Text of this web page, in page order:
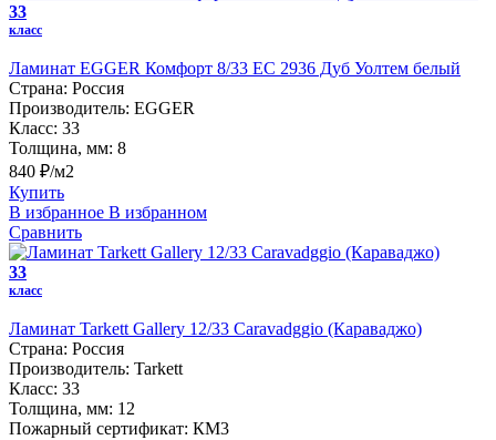
33
класс
Ламинат EGGER Комфорт 8/33 EC 2936 Дуб Уолтем белый
Страна: Россия
Производитель: EGGER
Класс: 33
Толщина, мм: 8
840 ₽/м2
Купить
В избранное В избранном
Сравнить
33
класс
Ламинат Tarkett Gallery 12/33 Caravadggio (Караваджо)
Страна: Россия
Производитель: Tarkett
Класс: 33
Толщина, мм: 12
Пожарный сертификат: КМ3